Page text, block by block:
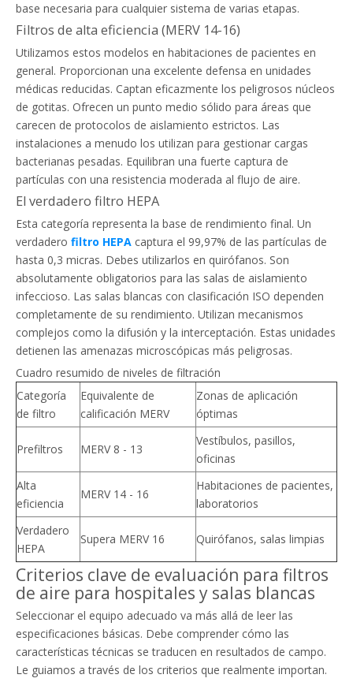
base necesaria para cualquier sistema de varias etapas.
Filtros de alta eficiencia (MERV 14-16)
Utilizamos estos modelos en habitaciones de pacientes en
general. Proporcionan una excelente defensa en unidades
médicas reducidas. Captan eficazmente los peligrosos núcleos
de gotitas. Ofrecen un punto medio sólido para áreas que
carecen de protocolos de aislamiento estrictos. Las
instalaciones a menudo los utilizan para gestionar cargas
bacterianas pesadas. Equilibran una fuerte captura de
partículas con una resistencia moderada al flujo de aire.
El verdadero filtro HEPA
Esta categoría representa la base de rendimiento final. Un
verdadero filtro HEPA captura el 99,97% de las partículas de
hasta 0,3 micras. Debes utilizarlos en quirófanos. Son
absolutamente obligatorios para las salas de aislamiento
infeccioso. Las salas blancas con clasificación ISO dependen
completamente de su rendimiento. Utilizan mecanismos
complejos como la difusión y la interceptación. Estas unidades
detienen las amenazas microscópicas más peligrosas.
Cuadro resumido de niveles de filtración
Categoría
de filtro
Equivalente de
calificación MERV
Zonas de aplicación
óptimas
Prefiltros MERV 8 - 13
Vestíbulos, pasillos,
oficinas
Alta
eficiencia
MERV 14 - 16
Habitaciones de pacientes,
laboratorios
Verdadero
HEPA
Supera MERV 16 Quirófanos, salas limpias
Criterios clave de evaluación para filtros
de aire para hospitales y salas blancas
Seleccionar el equipo adecuado va más allá de leer las
especificaciones básicas. Debe comprender cómo las
características técnicas se traducen en resultados de campo.
Le guiamos a través de los criterios que realmente importan.